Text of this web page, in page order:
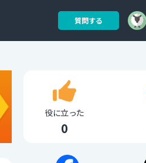
質問する
役に立った
0